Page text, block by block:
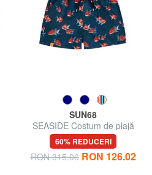
SUN68
SEASIDE Costum de plajă
pentru bărbați
60% REDUCERI
RON 315.06 RON 126.02